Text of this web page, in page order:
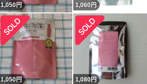
1,050円 1,060 円
1,050円 1,080円